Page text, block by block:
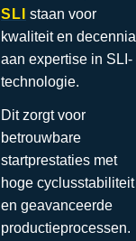
SLI staan voor
kwaliteit en decennia
aan expertise in SLI-
technologie.
Dit zorgt voor
betrouwbare
startprestaties met
hoge cyclusstabiliteit
en geavanceerde
productieprocessen.